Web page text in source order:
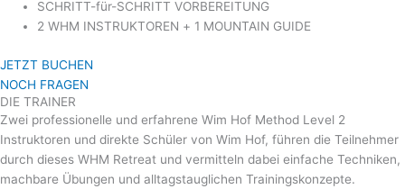
SCHRITT-für-SCHRITT VORBEREITUNG
2 WHM INSTRUKTOREN + 1 MOUNTAIN GUIDE
JETZT BUCHEN
NOCH FRAGEN
DIE TRAINER
Zwei professionelle und erfahrene Wim Hof Method Level 2
Instruktoren und direkte Schüler von Wim Hof, führen die Teilnehmer
durch dieses WHM Retreat und vermitteln dabei einfache Techniken,
machbare Übungen und alltagstauglichen Trainingskonzepte.